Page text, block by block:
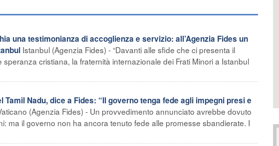
una testimonianza di accoglienza e servizio: all’Agenzia Fides un
Istanbul (Agenzia Fides) - “Davanti alle sfide che ci presenta il
cristiana, la fraternità internazionale dei Frati Minori a Istanbul
Tamil Nadu, dice a Fides: “Il governo tenga fede agli impegni presi e
(Agenzia Fides) - Un provvedimento annunciato avrebbe dovuto
ma il governo non ha ancora tenuto fede alle promesse sbandierate. I